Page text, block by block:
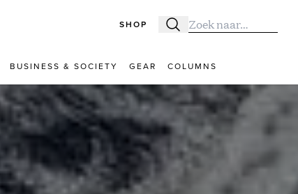
SHOP Zoeken
Zoek naar:
BUSINESS & SOCIETY GEAR COLUMNS